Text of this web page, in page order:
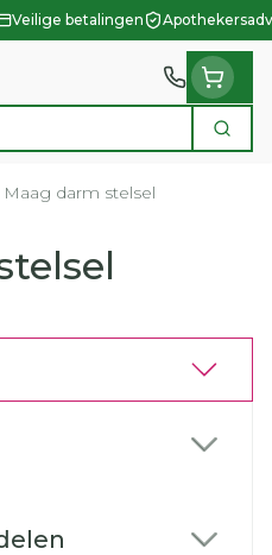
Veilige betalingen
Zoek
Maag darm stelsel